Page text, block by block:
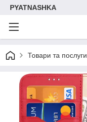
PYATNASHKA
Товари та послуги